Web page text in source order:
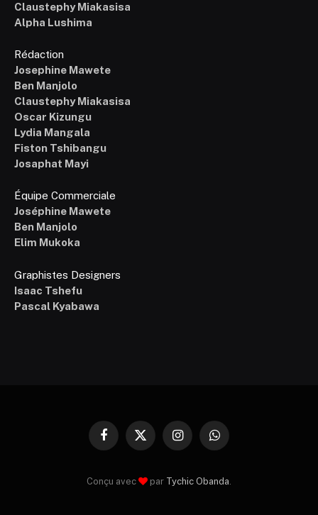
Claustephy Miakasisa
Alpha Lushima
Rédaction
Josephine Mawete
Ben Manjolo
Claustephy Miakasisa
Oscar Kizungu
Lydia Mangala
Fiston Tshibangu
Josaphat Mayi
Équipe Commerciale
Joséphine Mawete
Ben Manjolo
Elim Mukoka
Graphistes Designers
Isaac Tshefu
Pascal Kyabawa
Facebook
X
InstagramWhatsApp
Conçu avec par Tychic Obanda